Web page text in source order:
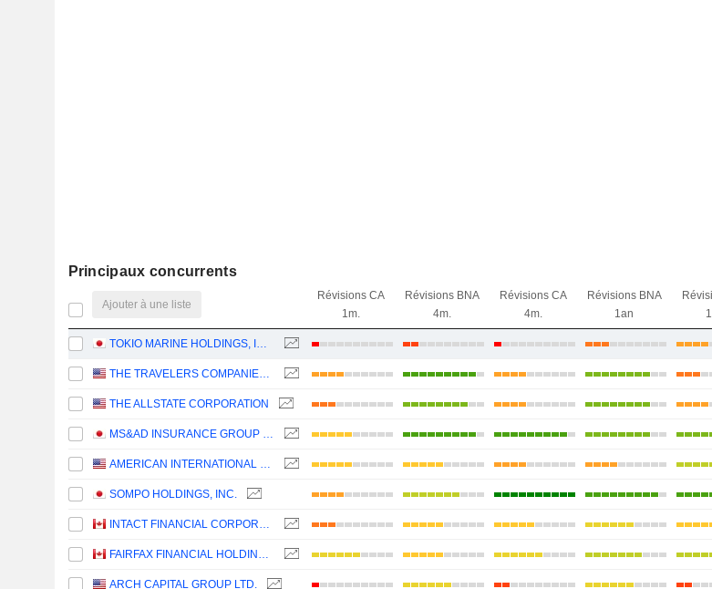
Principaux concurrents
Ajouter à une liste
Révisions CA
1m.
Révisions BNA
4m.
Révisions CA
4m.
Révisions BNA
1an
TOKIO MARINE HOLDINGS, INC.
THE TRAVELERS COMPANIES, INC.
THE ALLSTATE CORPORATION
MS&AD INSURANCE GROUP HOLDINGS, INC.
AMERICAN INTERNATIONAL GROUP, INC.
SOMPO HOLDINGS, INC.
INTACT FINANCIAL CORPORATION
FAIRFAX FINANCIAL HOLDINGS LIMITED
ARCH CAPITAL GROUP LTD.